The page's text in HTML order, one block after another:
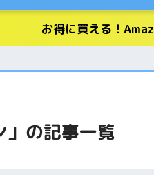
お得に買える！
」の記事一覧